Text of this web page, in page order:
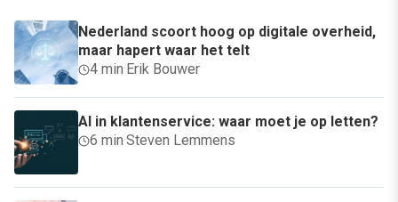
Nederland scoort hoog op digitale overheid,
maar hapert waar het telt
4 min· Erik Bouwer
AI in klantenservice: waar moet je op letten?
6 min·Steven Lemmens